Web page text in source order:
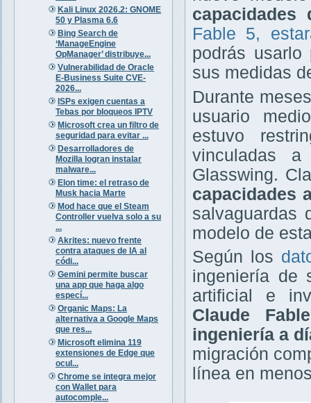
Kali Linux 2026.2: GNOME
50 y Plasma 6.6
Bing Search de
‘ManageEngine
OpManager’ distribuye...
Vulnerabilidad de Oracle
E-Business Suite CVE-
2026...
ISPs exigen cuentas a
Tebas por bloqueos IPTV
Microsoft crea un filtro de
seguridad para evitar ...
Desarrolladores de
Mozilla logran instalar
malware...
Elon time: el retraso de
Musk hacia Marte
Mod hace que el Steam
Controller vuelva solo a su
...
Akrites: nuevo frente
contra ataques de IA al
códi...
Gemini permite buscar
una app que haga algo
especí...
Organic Maps: La
alternativa a Google Maps
que res...
Microsoft elimina 119
extensiones de Edge que
ocul...
Chrome se integra mejor
con Wallet para
autocomple...
capacidades
Fable 5,
podrás
sus medidas
Durante
usuario
estuvo
vinculadas
Glasswing.
capacidades
salvaguardas
modelo de
Según los
ingeniería de
artificial e
Claude
ingeniería a
migración
línea en